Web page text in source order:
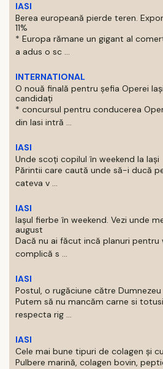
IASI
Berea europeană pierde teren.
11%
* Europa rămane un gigant al
a adus o sc ...
INTERNATIONAL
O nouă finală pentru șefia Operei
candidați
* concursul pentru conducerea
din Iasi intră ...
IASI
Unde scoți copilul în weekend la Iași
Părintii care caută unde să-i ducă
cateva v ...
IASI
Iașul fierbe în weekend. Vezi unde
august
Dacă nu ai făcut incă planuri pentru
complică s ...
IASI
Postul, o rugăciune către
Putem să nu mancăm carne si
respecta rig ...
IASI
Cele mai bune tipuri de colagen și
Pulbere marină, colagen bovin,